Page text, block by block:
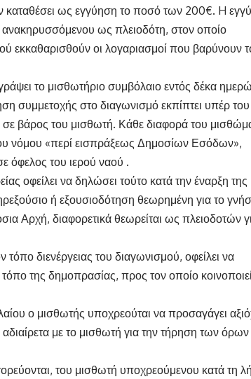
καταθέσει ως εγγύηση το ποσό των 200€. H
ανακηρυσσόμενου ως πλειοδότη, στον οποίο
εκκαθαρισθούν οι λογαριασμοί που βαρύνουν
το μισθωτήριο συμβόλαιο εντός δέκα
συμμετοχής στο διαγωνισμό εκπίπτει υπέρ του
βάρος του μισθωτή. Κάθε διαφορά του
του νόμου «περί εισπράξεως Δημοσίων Εσόδων»,
όφελος του ιερού ναού .
οφείλει να δηλώσει τούτο κατά την έναρξη της
ή εξουσιοδότηση θεωρημένη για το
Αρχή, διαφορετικά θεωρείται ως πλειοδοτών
τόπο διενέργειας του διαγωνισμού, οφείλει να
της δημοπρασίας, προς τον οποίο
ο μισθωτής υποχρεούται να προσαγάγει
με το μισθωτή για την τήρηση των όρων
του μισθωτή υποχρεούμενου κατά τη